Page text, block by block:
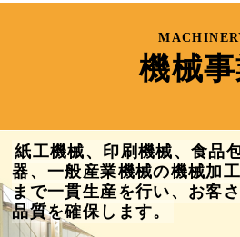
機械
紙工機械、印刷機械、食品
器、一般産業機械の機械加
まで一貫生産を行い、お客
品質を確保します。